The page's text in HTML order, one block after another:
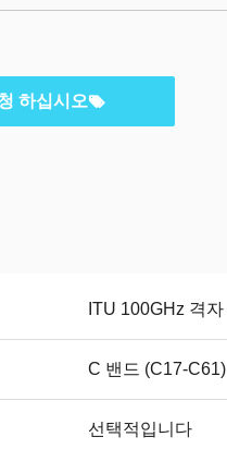
하십시오
ITU 100GHz 격자
C 밴드 (C17-C61)
선택적입니다